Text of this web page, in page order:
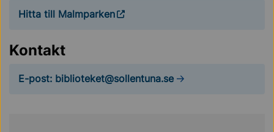
Hitta till Malmparken
Kontakt
E-post: biblioteket@sollentuna.se